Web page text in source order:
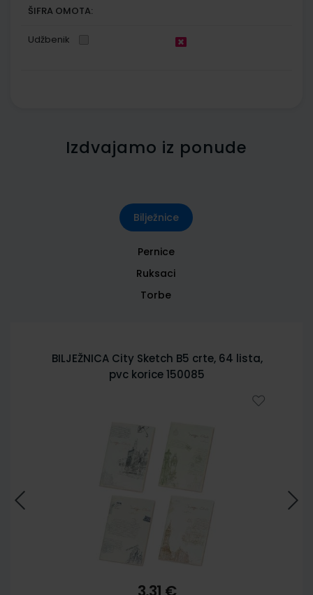
ŠIFRA OMOTA:
Udžbenik
Izdvajamo iz ponude
Bilježnice
Pernice
Ruksaci
Torbe
BILJEŽNICA City Sketch B5 crte, 64 lista,
pvc korice 150085